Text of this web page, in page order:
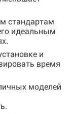
стандартам
идеальным
и
время
моделей